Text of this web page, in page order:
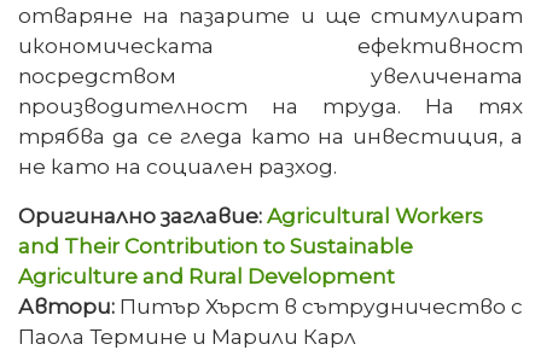
отваряне на пазарите и ще стимулират
икономическата ефективност
посредством увеличената
производителност на труда. На тях
трябва да се гледа като на инвестиция, а
не като на социален разход.
Оригинално заглавие:Agricultural Workers
and Their Contribution to Sustainable
Agriculture and Rural Development
Автори: Питър Хърст в сътрудничество с
Паола Термине и Марили Карл